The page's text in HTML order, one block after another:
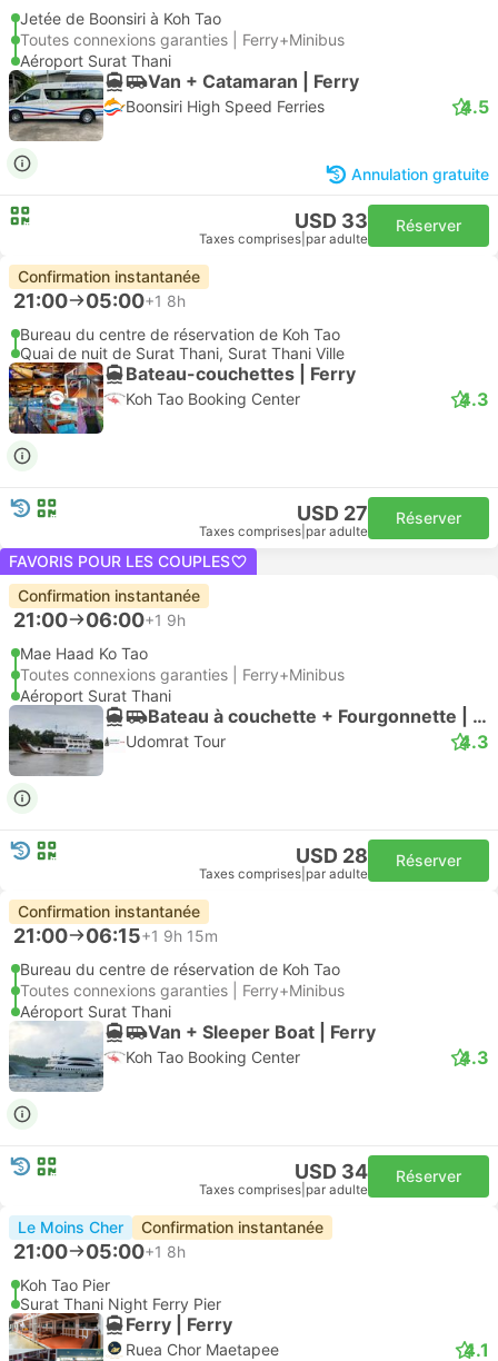
Jetée de Boonsiri à Koh Tao
Toutes connexions garanties | Ferry+Minibus
Aéroport Surat Thani
Van + Catamaran | Ferry
Boonsiri High Speed Ferries 4.5
Annulation gratuite
USD 33
Taxes comprises par adulte
Réserver
Confirmation instantanée
21:00 05:00+1 8h
Bureau du centre de réservation de Koh Tao
Quai de nuit de Surat Thani, Surat Thani Ville
Bateau-couchettes | Ferry
Koh Tao Booking Center 4.3
USD 27
Taxes comprises par adulte
Réserver
FAVORIS POUR LES COUPLES
Confirmation instantanée
21:00 06:00+1 9h
Mae Haad Ko Tao
Toutes connexions garanties | Ferry+Minibus
Aéroport Surat Thani
Bateau à couchette + Fourgonnette | Ferry
Udomrat Tour 4.3
USD 28
Taxes comprises par adulte
Réserver
Confirmation instantanée
21:00 06:15+1 9h 15m
Bureau du centre de réservation de Koh Tao
Toutes connexions garanties | Ferry+Minibus
Aéroport Surat Thani
Van + Sleeper Boat | Ferry
Koh Tao Booking Center 4.3
USD 34
Taxes comprises par adulte
Réserver
Le Moins Cher Confirmation instantanée
21:00 05:00+1 8h
Koh Tao Pier
Surat Thani Night Ferry Pier
Ferry | Ferry
Ruea Chor Maetapee 4.1